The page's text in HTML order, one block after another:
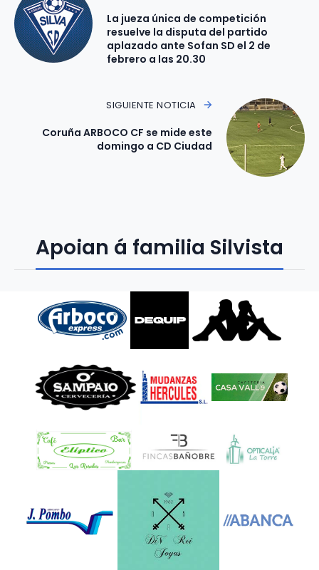
La jueza única de competición
resuelve la disputa del partido
aplazado ante Sofan SD el 2 de
febrero a las 20.30
SIGUIENTE NOTICIA
Coruña ARBOCO CF se mide este
domingo a CD Ciudad
Apoian á familia Silvista